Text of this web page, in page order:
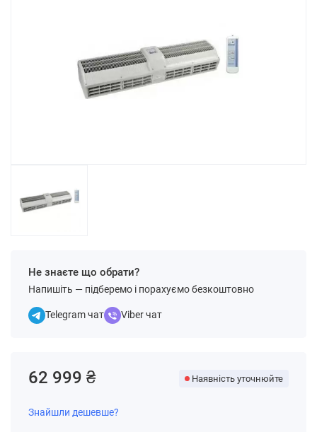
Не знаєте що обрати?
Напишіть — підберемо і порахуємо безкоштовно
Telegram чат Viber чат
62 999 ₴ Наявність уточнюйте
Знайшли дешевше?